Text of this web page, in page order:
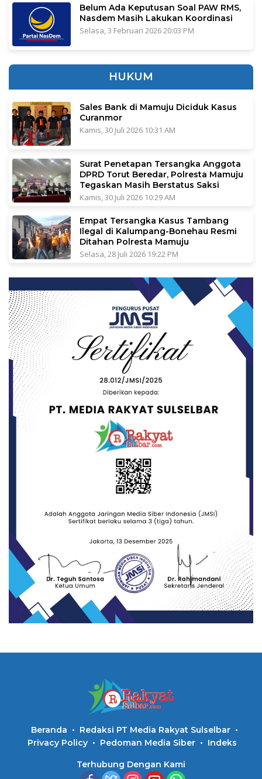
Belum Ada Keputusan Soal PAW RMS,
Nasdem Masih Lakukan Koordinasi
Selasa, 3 Februari 2026 20:03 PM
HUKUM
Sales Bank di Mamuju Diciduk Kasus
Curanmor
Kamis, 30 Juli 2026 10:31 AM
Surat Penetapan Tersangka Anggota
DPRD Torut Beredar, Polresta Mamuju
Tegaskan Masih Berstatus Saksi
Kamis, 30 Juli 2026 10:29 AM
Empat Tersangka Kasus Tambang
Ilegal di Kalumpang-Bonehau Resmi
Ditahan Polresta Mamuju
Selasa, 28 Juli 2026 19:22 PM
Beranda
Redaksi PT Media Rakyat Sulselbar
Privacy Policy
Pedoman Media Siber Indeks
Terhubung Dengan Kami